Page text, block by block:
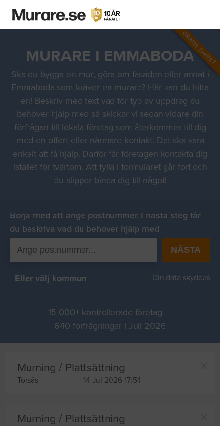
GRATIS TJÄNST
MURARE I EMMABODA
Ska du bygga en mur, göra om fasaden eller annat i
Emmaboda som kräver en murare? Här kan du hitta
en! Beskriv med text vad för typ av uppdrag du
behöver hjälp med så skickar vi sedan vidare din
förfrågan till lokala företag som återkommer till dig
med en offert eller närmare kontakt. Det ska vara
enkelt att få hjälp. Därför får företagen kontakta dig
istället för tvärtom. Att fylla i formuläret går fort och
du slipper binda dig till något!
Börja med att ange postnummer. I nästa steg får
du beskriva vad du behover hjälp med
NÄSTA
Eller välj kommun Din data skyddas
15 000+ kontrollerade företag
640 förfrågningar i Juli 2026
Murning / Plattsättning
Torsås 14 Jul 2026 17:54
Murning / Plattsättning